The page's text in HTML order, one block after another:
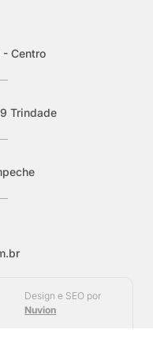
- Centro
Trindade
Design e SEO por
Nuvion